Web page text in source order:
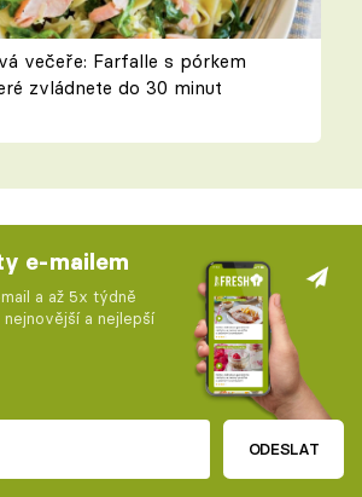
večeře: Farfalle s pórkem
zvládnete do 30 minut
e-mailem
a až 5x týdně
a nejlepší
ODESLAT